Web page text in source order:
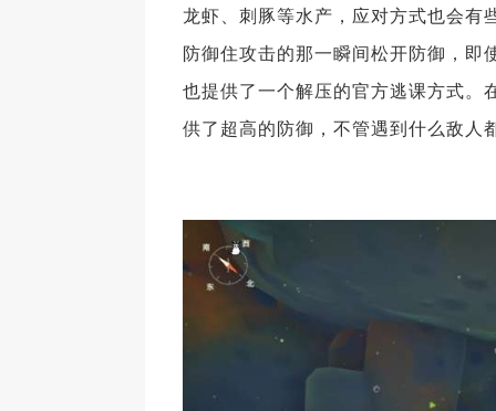
龙虾、刺豚等水产，应对方式也会有
防御住攻击的那一瞬间松开防御，即
也提供了一个解压的官方逃课方式。
供了超高的防御，不管遇到什么敌人